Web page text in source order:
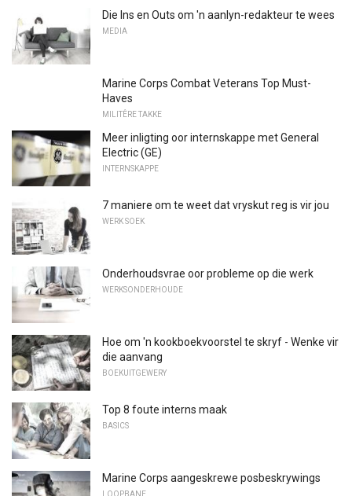
Die Ins en Outs om 'n aanlyn-redakteur te wees
MEDIA
Marine Corps Combat Veterans Top Must-
Haves
MILITÊRE TAKKE
Meer inligting oor internskappe met General
Electric (GE)
INTERNSKAPPE
7 maniere om te weet dat vryskut reg is vir jou
WERK SOEK
Onderhoudsvrae oor probleme op die werk
WERKSONDERHOUDE
Hoe om 'n kookboekvoorstel te skryf - Wenke vir
die aanvang
BOEKUITGEWERY
Top 8 foute interns maak
BASICS
Marine Corps aangeskrewe posbeskrywings
LOOPBANE